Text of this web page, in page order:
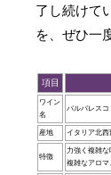
了し続けて
を、ぜひ一
項目
ワイン
名
バルバレスコ
産地 イタリア北西
特徴
力強く複雑な
複雑なアロ